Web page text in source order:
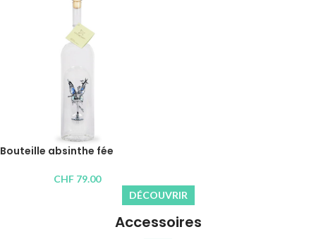
Bouteille absinthe fée
CHF 79.00
DÉCOUVRIR
Accessoires